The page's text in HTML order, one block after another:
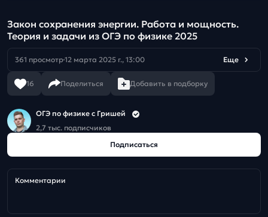
Закон сохранения энергии. Работа и мощность.
Теория и задачи из ОГЭ по физике 2025
361 просмотр12 марта 2025 г., 13:00 Еще
16 Поделиться Добавить в подборку
ОГЭ по физике с Гришей
2,7 тыс. подписчиков
Подписаться
Комментарии